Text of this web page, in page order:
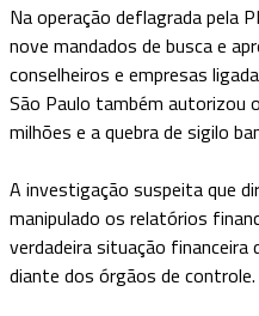
Na operação deflagrada pela
nove mandados de busca e
conselheiros e empresas
São Paulo também autorizou
milhões e a quebra de sigilo
A investigação suspeita que
manipulado os relatórios
verdadeira situação
diante dos órgãos de controle.